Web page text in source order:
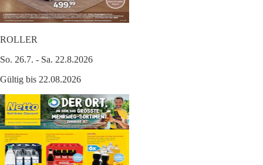
ROLLER
So. 26.7. - Sa. 22.8.2026
Gültig bis 22.08.2026